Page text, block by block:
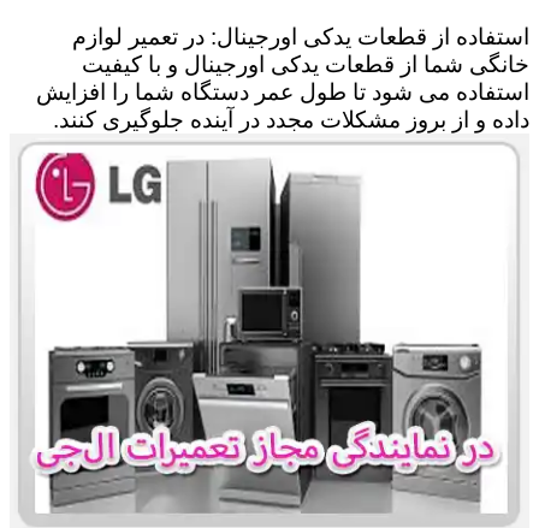
استفاده از قطعات یدکی اورجینال: در تعمیر لوازم
خانگی شما از قطعات یدکی اورجینال و با کیفیت
استفاده می شود تا طول عمر دستگاه شما را افزایش
داده و از بروز مشکلات مجدد در آینده جلوگیری کنند.